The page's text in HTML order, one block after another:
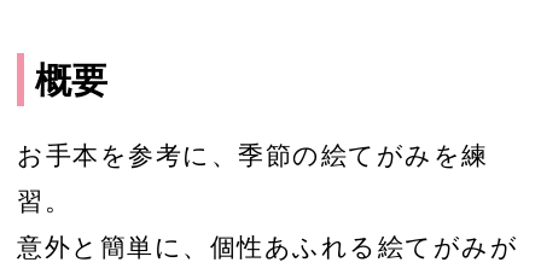
概要
お手本を参考に、季節の絵てがみを練
習。
意外と簡単に、個性あふれる絵てがみが